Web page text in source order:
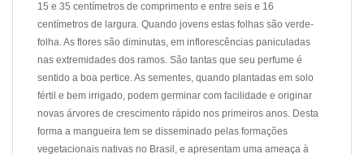
15 e 35 centímetros de comprimento e entre seis e 16
centímetros de largura. Quando jovens estas folhas são verde-
folha. As flores são diminutas, em inflorescências paniculadas
nas extremidades dos ramos. São tantas que seu perfume é
sentido a boa pertice. As sementes, quando plantadas em solo
fértil e bem irrigado, podem germinar com facilidade e originar
novas árvores de crescimento rápido nos primeiros anos. Desta
forma a mangueira tem se disseminado pelas formações
vegetacionais nativas no Brasil, e apresentam uma ameaça à